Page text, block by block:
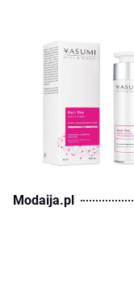
Modaija.pl